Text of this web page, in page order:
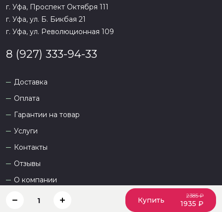
1 Купить 2385 ₽
1935 ₽
г. Уфа, Проспект Октября 111
г. Уфа, ул. Б. Бикбая 21
г. Уфа, ул. Революционная 109
8 (927) 333-94-33
Доставка
Оплата
Гарантии на товар
Услуги
Контакты
Отзывы
О компании
DEVKOT